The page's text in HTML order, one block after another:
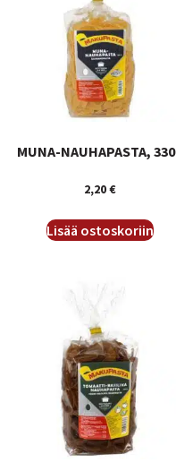
MUNA-NAUHAPASTA,
2,20€
Lisää ostoskoriin